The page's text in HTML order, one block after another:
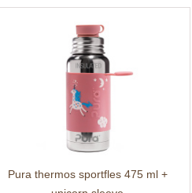
Pura thermos sportfles 475 ml +